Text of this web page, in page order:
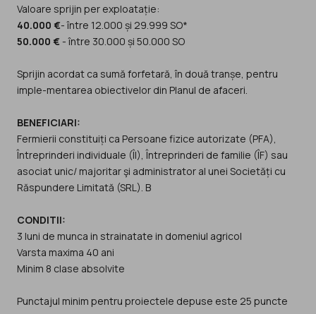
40.000 €
50.000 € - între 30.000 și 50.000 SO
Sprijin acordat ca sumă forfetară, în două tranșe, pentru
imple-mentarea obiectivelor din Planul de afaceri.
BENEFICIARI:
Fermierii constituiți ca Persoane fizice autorizate (PFA),
Întreprinderi individuale (ÎI), Întreprinderi de familie (ÎF) sau
asociat unic/ majoritar şi administrator al unei Societăți cu
Răspundere Limitată (SRL). B
CONDITII:
3 luni de munca in strainatate in domeniul agricol
Varsta maxima 40 ani
Minim 8 clase absolvite
Punctajul minim pentru proiectele depuse este 25 puncte